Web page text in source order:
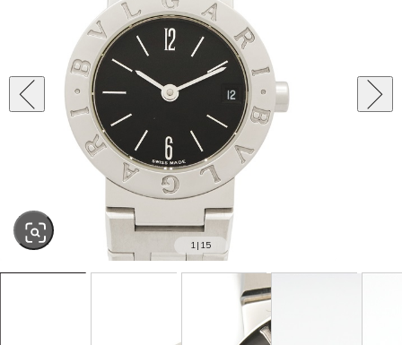
SOLD OUT
1 | 15